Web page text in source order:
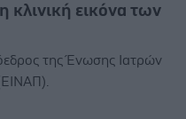
κλινική εικόνα των
της Ένωσης Ιατρών